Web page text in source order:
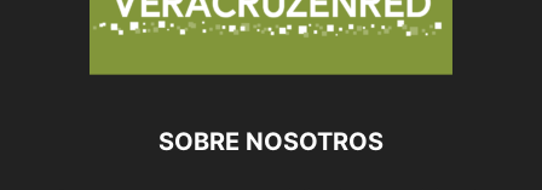
SOBRE NOSOTROS